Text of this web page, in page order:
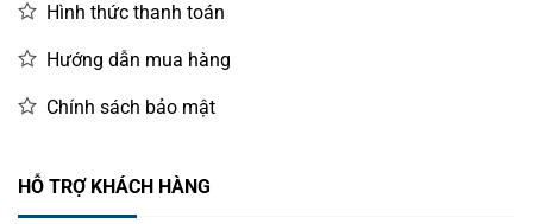
Hình thức thanh toán
Hướng dẫn mua hàng
Chính sách bảo mật
HỖ TRỢ KHÁCH HÀNG